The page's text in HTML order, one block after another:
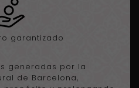
garantizado
generadas por la
de Barcelona,